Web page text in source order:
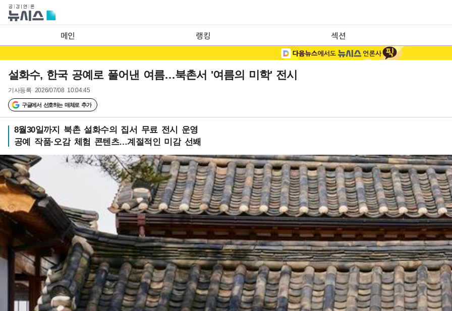
메인 랭킹 섹션
설화수, 한국 공예로 풀어낸 여름…북촌서 '여름의 미학' 전시
기사등록 2026/07/08 10:04:45
구글에서 선호하는 매체로 추가
8월30일까지 북촌 설화수의 집서 무료 전시 운영
공예 작품·오감 체험 콘텐츠…계절적인 미감 선봬